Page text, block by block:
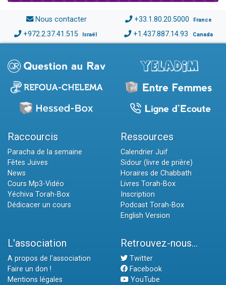
Nous contacter +33.1.80.20.5000 France
+972.2.37.41.515 Israël +1.437.887.14.93 Canada
Raccourcis
Paracha de la semaine
Fêtes Juives
News
Cours Mp3-Vidéo
Yéchiva Torah-Box
Dédicacer un cours
Ressources
Calendrier Juif
Sidour (livre de prière)
Horaires de Chabbath
Livres Torah-Box
Inscription
Podcast Torah-Box
English Version
L'association
A propos de l'association
Faire un don !
Mentions légales
Retrouvez-nous...
Twitter
Facebook
YouTube